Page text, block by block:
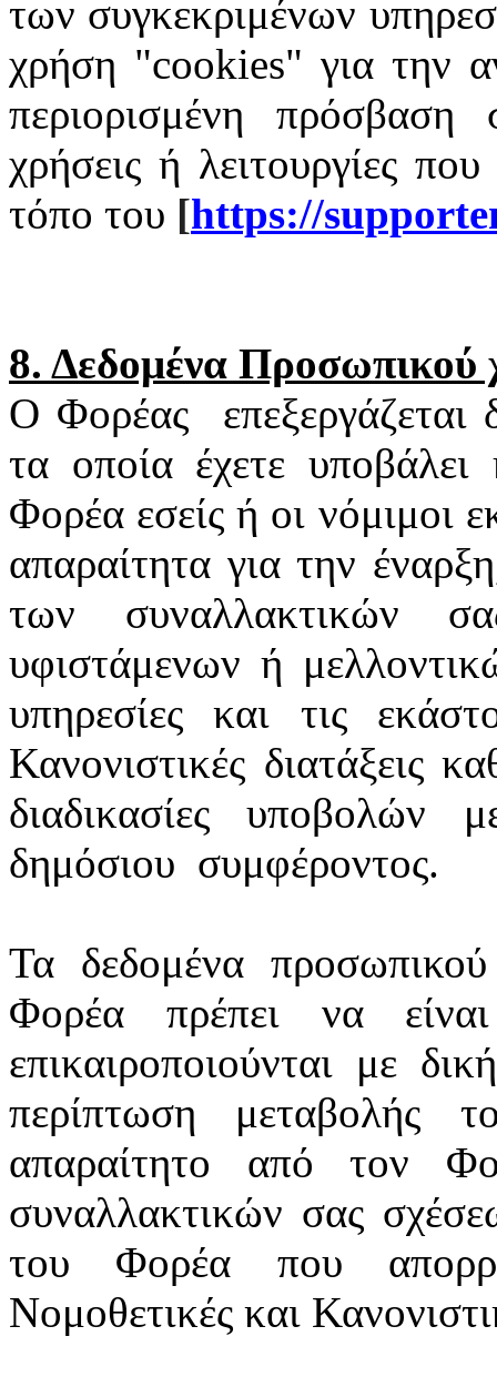
των συγκεκριμένων
χρήση "cookies" για την
περιορισμένη πρόσβαση
χρήσεις ή λειτουργίες
τόπο του [https://
8. Δεδομένα Προσωπικού
Ο Φορέας
τα οποία έχετε
Φορέα εσείς ή οι νόμιμοι
απαραίτητα για την
των συναλλακτικών
υφιστάμενων ή
υπηρεσίες και τις
Κανονιστικές διατάξεις
διαδικασίες
δημόσιου συμφέροντος.
Τα δεδομένα
Φορέα πρέπει να
επικαιροποιούνται με
περίπτωση μεταβολής
απαραίτητο από τον
συναλλακτικών σας
του Φορέα που
Νομοθετικές και